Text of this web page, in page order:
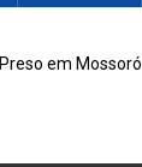
Preso em Mossoró